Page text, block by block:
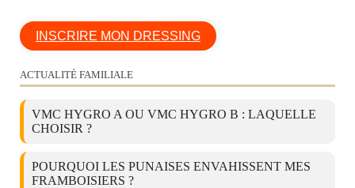
INSCRIRE MON DRESSING
ACTUALITÉ FAMILIALE
VMC HYGRO A OU VMC HYGRO B : LAQUELLE
CHOISIR ?
POURQUOI LES PUNAISES ENVAHISSENT MES
FRAMBOISIERS ?